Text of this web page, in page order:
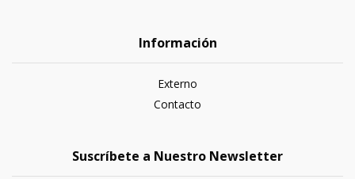
Información
Externo
Contacto
Suscríbete a Nuestro Newsletter